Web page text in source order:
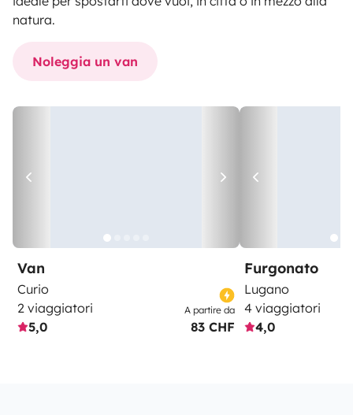
natura.
Noleggia un van
Van
Curio
2 viaggiatori
5,0
A partire da
83 CHF
Furgonato
Lugano
4 viaggiatori
4,0